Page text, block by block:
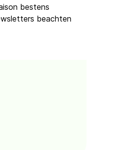
bestens
beachten